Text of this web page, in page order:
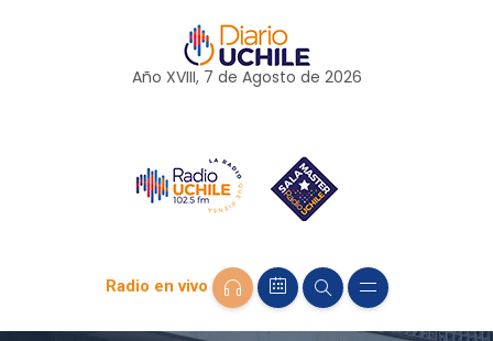
Año XVIII, 7 de Agosto de 2026
Radio en vivo